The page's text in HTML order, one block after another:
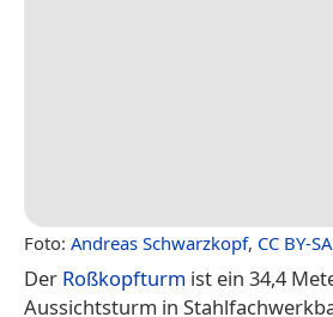
Foto: Andreas Schwarzkopf, CC BY-
Der Roßkopfturm ist ein 34,4
Aussichtsturm in